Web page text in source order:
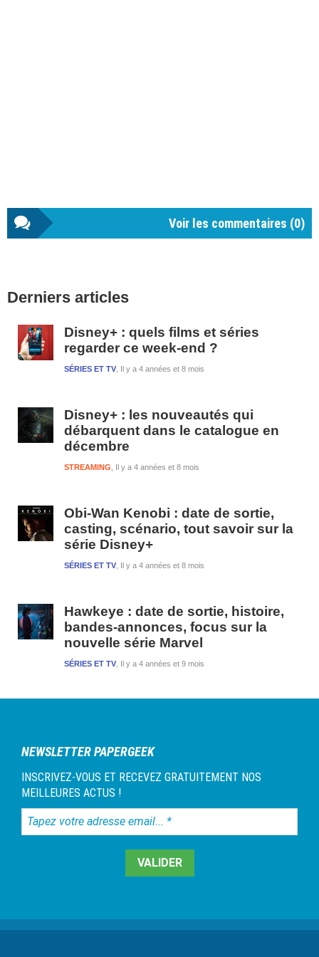
Voir les commentaires (0)
latérale
Derniers articles
Disney+ : quels films et séries
regarder ce week-end ?
Il y a 4 années et 8 mois
SÉRIES ET TV
Disney+ : les nouveautés qui
débarquent dans le catalogue en
décembre
Il y a 4 années et 8 mois
STREAMING
Obi-Wan Kenobi : date de sortie,
casting, scénario, tout savoir sur la
série Disney+
Il y a 4 années et 8 mois
SÉRIES ET TV
Hawkeye : date de sortie, histoire,
bandes-annonces, focus sur la
nouvelle série Marvel
Il y a 4 années et 9 mois
SÉRIES ET TV
NEWSLETTER PAPERGEEK
INSCRIVEZ-VOUS ET RECEVEZ GRATUITEMENT NOS
MEILLEURES ACTUS !
Tapez
votre